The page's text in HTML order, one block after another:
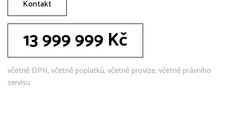
Kontakt
13 999 999 Kč
včetně DPH, včetně poplatků, včetně provize, včetně právního
servisu